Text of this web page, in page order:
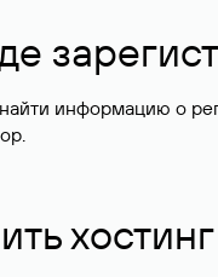
информацию о